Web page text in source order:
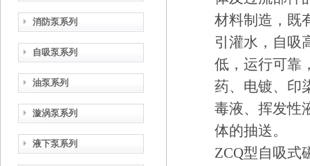
消防泵系列
自吸泵系列
油泵系列
漩涡泵系列
液下泵系列
材料制造，既
引灌水，自吸
低，运行可靠
药、电镀、印
毒液、挥发性
体的抽送。
ZCQ型自吸式